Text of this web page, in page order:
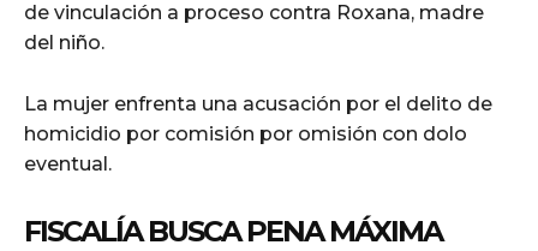
de vinculación a proceso contra Roxana, madre
del niño.
La mujer enfrenta una acusación por el delito de
homicidio por comisión por omisión con dolo
eventual.
FISCALÍA BUSCA PENA MÁXIMA